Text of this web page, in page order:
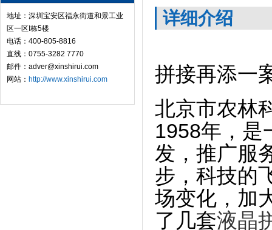
地址：深圳宝安区福永街道和景工业
区一区I栋5楼
电话：400-805-8816
直线：0755-3282 7770
邮件：adver@xinshirui.com
网站： http://www.xinshirui.com
详细介绍
拼接再添一
北京市农林
1958年，是
发，推广服
步，科技的
场变化，加
了几套液晶